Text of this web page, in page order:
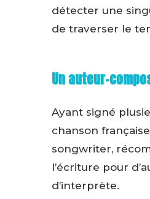
détecter une
de traverser le
Un auteur-
Ayant signé
chanson
songwriter,
l’écriture pour
d’interprète.